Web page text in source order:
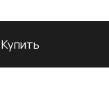
Купить